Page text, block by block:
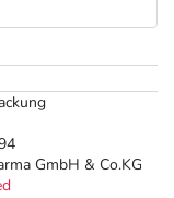
GmbH & Co.KG